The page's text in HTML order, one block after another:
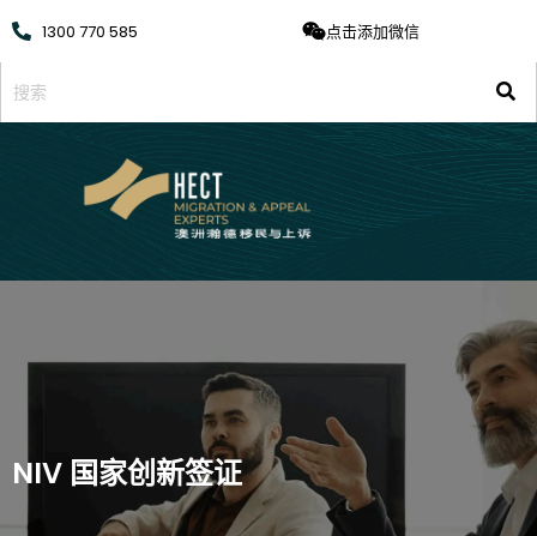
1300 770 585 点击添加微信
NIV 国家创新签证